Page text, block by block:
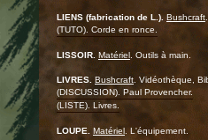
LIENS (fabrication de L.). Bushcraft
(TUTO). Corde en ronce.
LISSOIR. Matériel . Outils à main.
LIVRES. Bushcraft . Vidéothèque,
(DISCUSSION). Paul Provencher.
(LISTE). Livres.
LOUPE. Matériel . L'équipement.